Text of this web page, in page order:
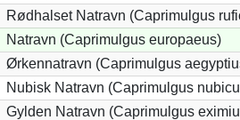
Rødhalset Natravn (Caprimulgus
Natravn (Caprimulgus europaeus)
Ørkennatravn (Caprimulgus
Nubisk Natravn (Caprimulgus
Gylden Natravn (Caprimulgus